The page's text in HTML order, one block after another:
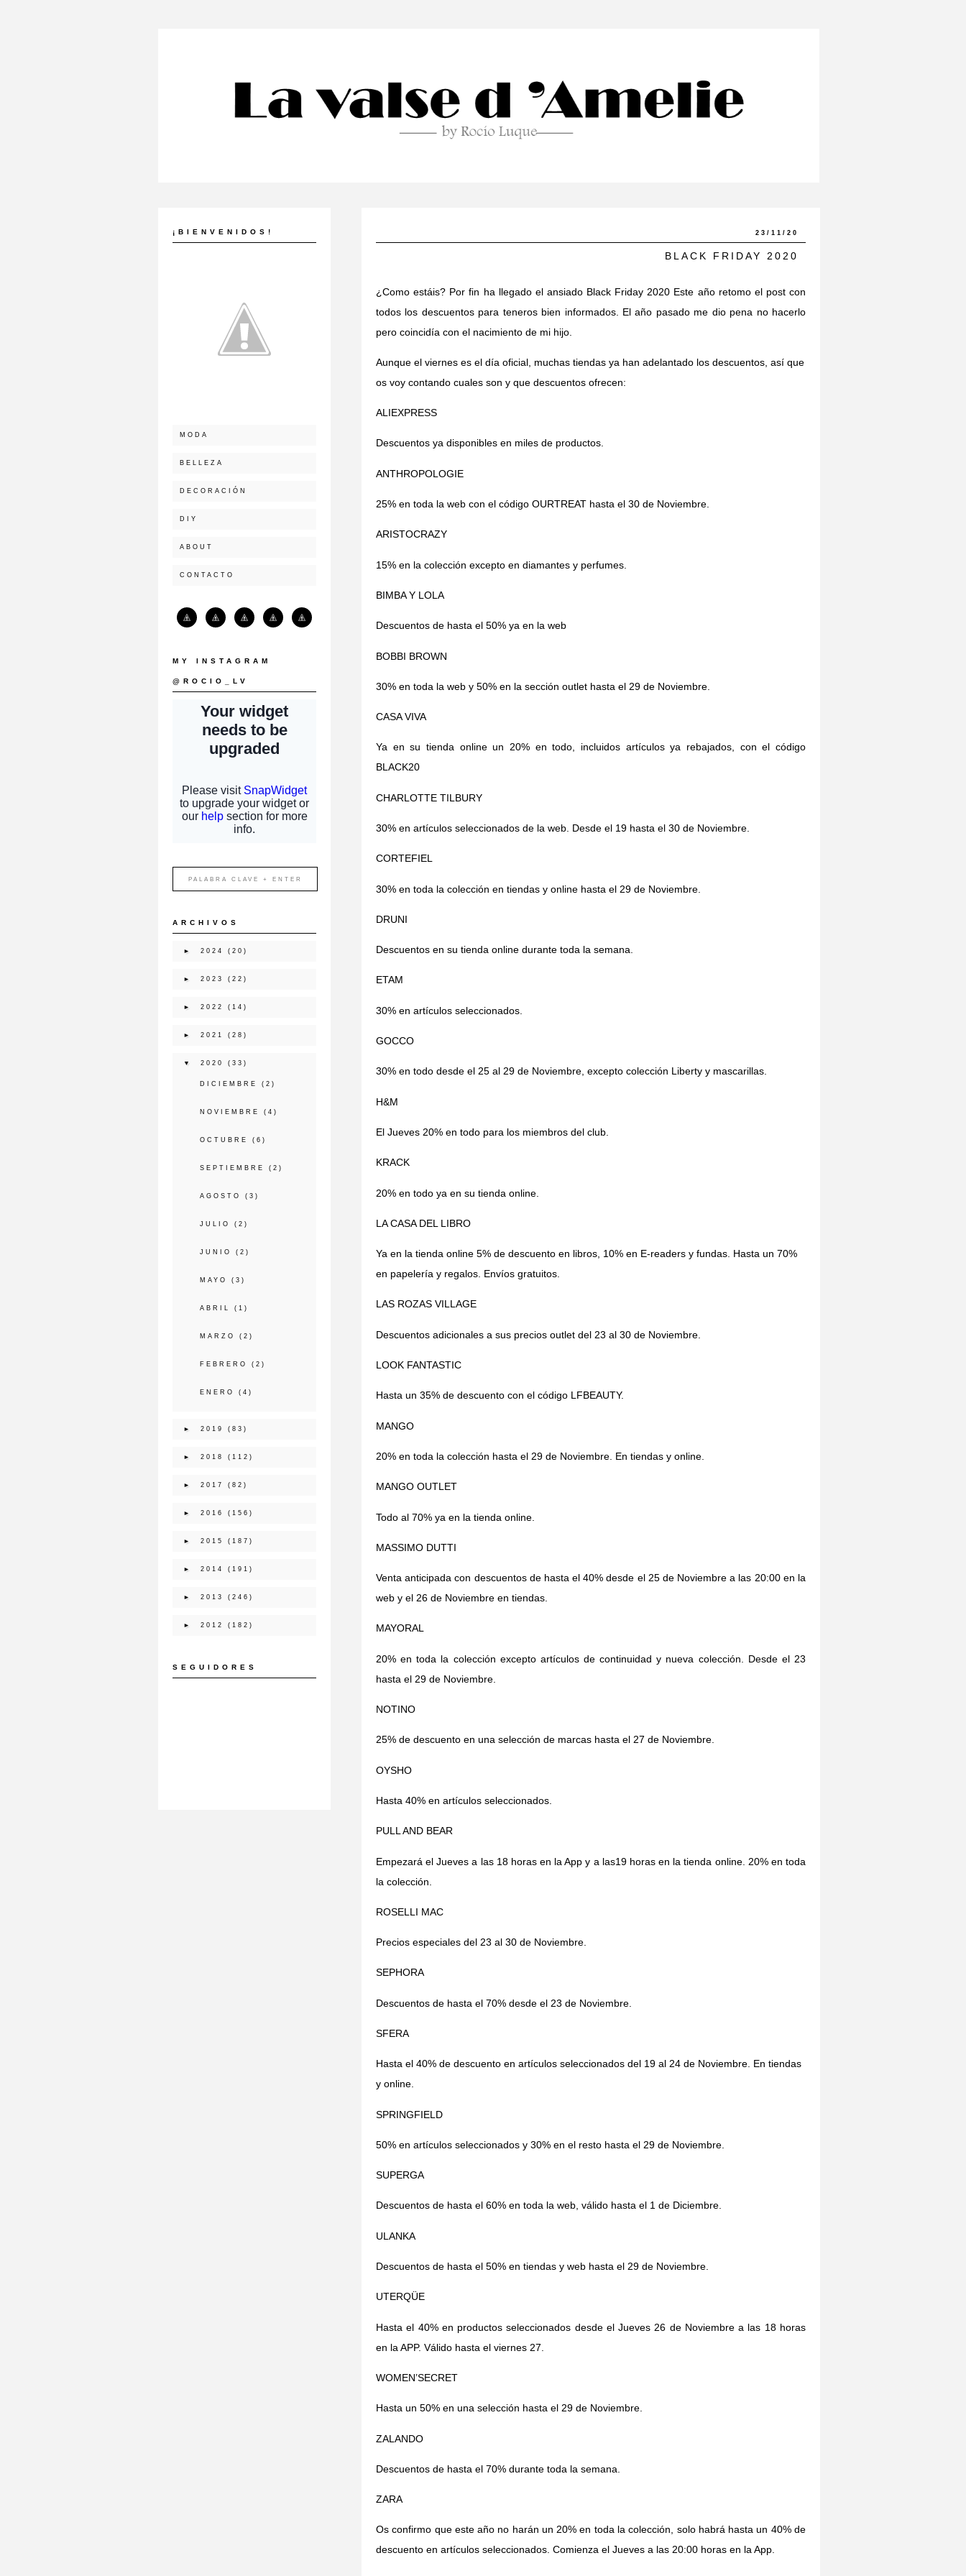
23/11/20
BLACK FRIDAY 2020
¿Como estáis? Por fin ha llegado el ansiado Black Friday 2020 Este año retomo el post con
todos los descuentos para teneros bien informados. El año pasado me dio pena no hacerlo
pero coincidía con el nacimiento de mi hijo.
Aunque el viernes es el día oficial, muchas tiendas ya han adelantado los descuentos, así que
os voy contando cuales son y que descuentos ofrecen:
ALIEXPRESS
Descuentos ya disponibles en miles de productos.
ANTHROPOLOGIE
25% en toda la web con el código OURTREAT hasta el 30 de Noviembre.
ARISTOCRAZY
15% en la colección excepto en diamantes y perfumes.
BIMBA Y LOLA
Descuentos de hasta el 50% ya en la web
BOBBI BROWN
30% en toda la web y 50% en la sección outlet hasta el 29 de Noviembre.
CASA VIVA
Ya en su tienda online un 20% en todo, incluidos artículos ya rebajados, con el código
BLACK20
CHARLOTTE TILBURY
30% en artículos seleccionados de la web. Desde el 19 hasta el 30 de Noviembre.
CORTEFIEL
30% en toda la colección en tiendas y online hasta el 29 de Noviembre.
DRUNI
Descuentos en su tienda online durante toda la semana.
ETAM
30% en artículos seleccionados.
GOCCO
30% en todo desde el 25 al 29 de Noviembre, excepto colección Liberty y mascarillas.
H&M
El Jueves 20% en todo para los miembros del club.
KRACK
20% en todo ya en su tienda online.
LA CASA DEL LIBRO
Ya en la tienda online 5% de descuento en libros, 10% en E-readers y fundas. Hasta un 70%
en papelería y regalos. Envíos gratuitos.
LAS ROZAS VILLAGE
Descuentos adicionales a sus precios outlet del 23 al 30 de Noviembre.
LOOK FANTASTIC
Hasta un 35% de descuento con el código LFBEAUTY.
MANGO
20% en toda la colección hasta el 29 de Noviembre. En tiendas y online.
MANGO OUTLET
Todo al 70% ya en la tienda online.
MASSIMO DUTTI
Venta anticipada con descuentos de hasta el 40% desde el 25 de Noviembre a las 20:00 en la
web y el 26 de Noviembre en tiendas.
MAYORAL
20% en toda la colección excepto artículos de continuidad y nueva colección. Desde el 23
hasta el 29 de Noviembre.
NOTINO
25% de descuento en una selección de marcas hasta el 27 de Noviembre.
OYSHO
Hasta 40% en artículos seleccionados.
PULL AND BEAR
Empezará el Jueves a las 18 horas en la App y a las19 horas en la tienda online. 20% en toda
la colección.
ROSELLI MAC
Precios especiales del 23 al 30 de Noviembre.
SEPHORA
Descuentos de hasta el 70% desde el 23 de Noviembre.
SFERA
Hasta el 40% de descuento en artículos seleccionados del 19 al 24 de Noviembre. En tiendas
y online.
SPRINGFIELD
50% en artículos seleccionados y 30% en el resto hasta el 29 de Noviembre.
SUPERGA
Descuentos de hasta el 60% en toda la web, válido hasta el 1 de Diciembre.
ULANKA
Descuentos de hasta el 50% en tiendas y web hasta el 29 de Noviembre.
UTERQÜE
Hasta el 40% en productos seleccionados desde el Jueves 26 de Noviembre a las 18 horas
en la APP. Válido hasta el viernes 27.
WOMEN’SECRET
Hasta un 50% en una selección hasta el 29 de Noviembre.
ZALANDO
Descuentos de hasta el 70% durante toda la semana.
ZARA
Os confirmo que este año no harán un 20% en toda la colección, solo habrá hasta un 40% de
descuento en artículos seleccionados. Comienza el Jueves a las 20:00 horas en la App.
¡BIENVENIDOS!
MODA
BELLEZA
DECORACIÓN
DIY
ABOUT
CONTACTO
MY INSTAGRAM
@ROCIO_LV
ARCHIVOS
► 2024 (20)
► 2023 (22)
► 2022 (14)
► 2021 (28)
▼ 2020 (33)
DICIEMBRE (2)
NOVIEMBRE (4)
OCTUBRE (6)
SEPTIEMBRE (2)
AGOSTO (3)
JULIO (2)
JUNIO (2)
MAYO (3)
ABRIL (1)
MARZO (2)
FEBRERO (2)
ENERO (4)
► 2019 (83)
► 2018 (112)
► 2017 (82)
► 2016 (156)
► 2015 (187)
► 2014 (191)
► 2013 (246)
► 2012 (182)
SEGUIDORES